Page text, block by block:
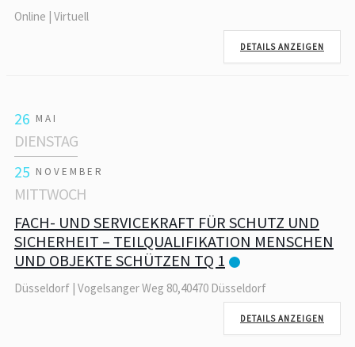
Online | Virtuell
DETAILS ANZEIGEN
26 MAI
DIENSTAG
25 NOVEMBER
MITTWOCH
FACH- UND SERVICEKRAFT FÜR SCHUTZ UND
SICHERHEIT – TEILQUALIFIKATION MENSCHEN
UND OBJEKTE SCHÜTZEN TQ 1
Düsseldorf | Vogelsanger Weg 80,40470 Düsseldorf
DETAILS ANZEIGEN